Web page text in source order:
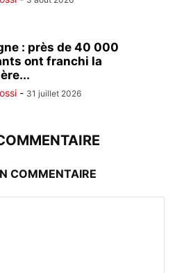
: près de 40 000
ont franchi la
- 31 juillet 2026
COMMENTAIRE